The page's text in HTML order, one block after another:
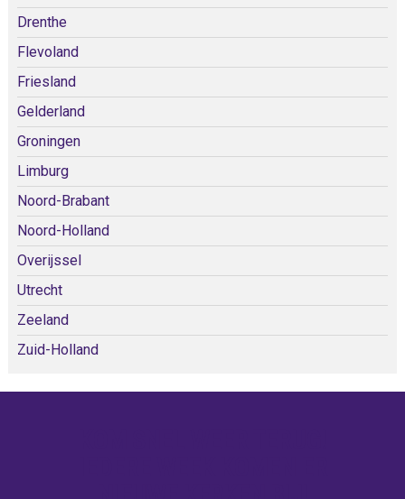
Drenthe
Flevoland
Friesland
Gelderland
Groningen
Limburg
Noord-Brabant
Noord-Holland
Overijssel
Utrecht
Zeeland
Zuid-Holland